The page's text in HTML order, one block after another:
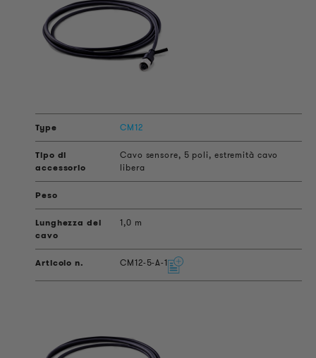
CM12
Cavo sensore, 5 poli, estremità cavo
libera
1,0 m
CM12-5-A-1